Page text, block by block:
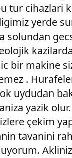
tur cihazlari
yerde
solundan
bir makine
.
uydudan
yazik olur.
çekim
tavanini